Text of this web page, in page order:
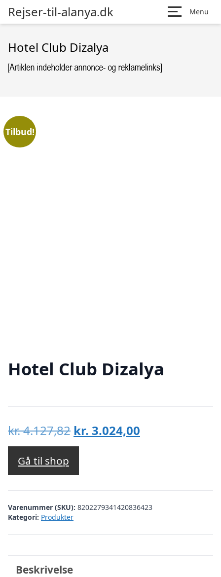
Rejser-til-alanya.dk Menu
Hotel Club Dizalya
Tilbud!
Hotel Club Dizalya
kr.4.127,82 Den
oprindelige
var:
kr. 4.127,82.
kr. 3.024,00
kr. 3.024,00.
Gå til shop
Varenummer (SKU): 8202279341420836423
Kategori: Produkter
Beskrivelse